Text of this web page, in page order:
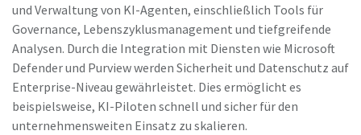
und Verwaltung von KI-Agenten, einschließlich Tools für
Governance, Lebenszyklusmanagement und tiefgreifende
Analysen. Durch die Integration mit Diensten wie Microsoft
Defender und Purview werden Sicherheit und Datenschutz auf
Enterprise-Niveau gewährleistet. Dies ermöglicht es
beispielsweise, KI-Piloten schnell und sicher für den
unternehmensweiten Einsatz zu skalieren.